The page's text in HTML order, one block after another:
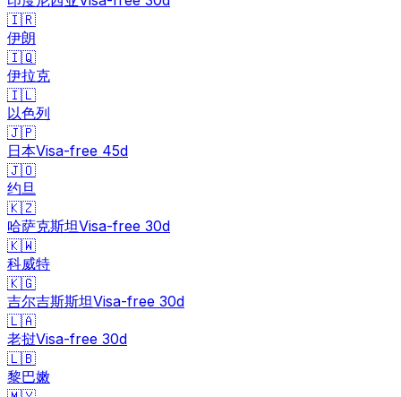
🇮🇷
伊朗
🇮🇶
伊拉克
🇮🇱
以色列
🇯🇵
日本Visa-free 45d
🇯🇴
约旦
🇰🇿
哈萨克斯坦Visa-free 30d
🇰🇼
科威特
🇰🇬
吉尔吉斯斯坦Visa-free 30d
🇱🇦
老挝Visa-free 30d
🇱🇧
黎巴嫩